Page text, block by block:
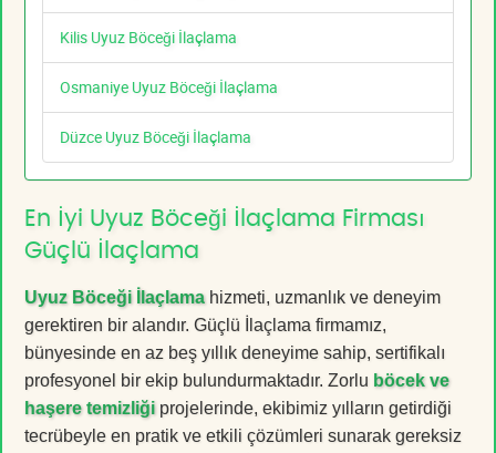
Kilis Uyuz Böceği İlaçlama
Osmaniye Uyuz Böceği İlaçlama
Düzce Uyuz Böceği İlaçlama
En İyi Uyuz Böceği İlaçlama Firması
Güçlü İlaçlama
Uyuz Böceği İlaçlamahizmeti, uzmanlık ve deneyim
gerektiren bir alandır. Güçlü İlaçlama firmamız,
bünyesinde en az beş yıllık deneyime sahip, sertifikalı
profesyonel bir ekip bulundurmaktadır. Zorlu böcek ve
haşere temizliği projelerinde, ekibimiz yılların getirdiği
tecrübeyle en pratik ve etkili çözümleri sunarak gereksiz